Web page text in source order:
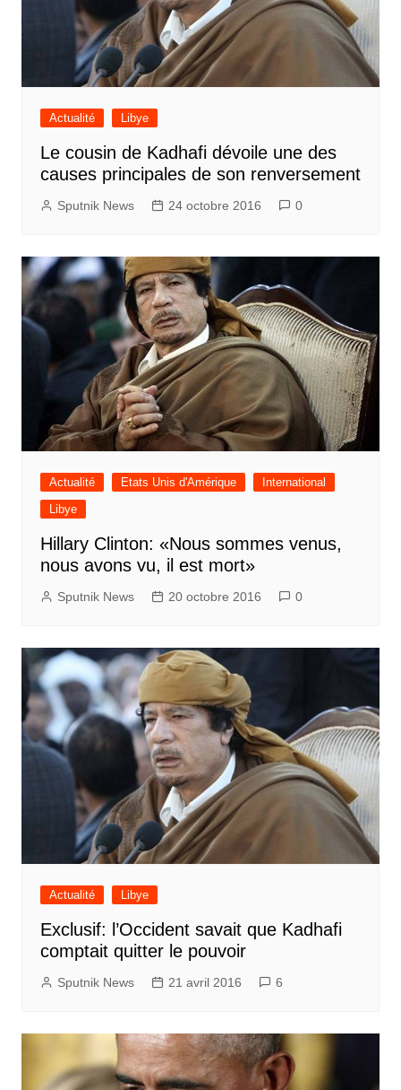
Actualité Libye
Le cousin de Kadhafi dévoile une des
causes principales de son renversement
Sputnik News 24 octobre 2016 0
Actualité Etats Unis d'Amérique
International
Libye
Hillary Clinton: «Nous sommes venus,
nous avons vu, il est mort»
Sputnik News 20 octobre 2016 0
Actualité Libye
Exclusif: l’Occident savait que Kadhafi
comptait quitter le pouvoir
Sputnik News 21 avril 2016 6